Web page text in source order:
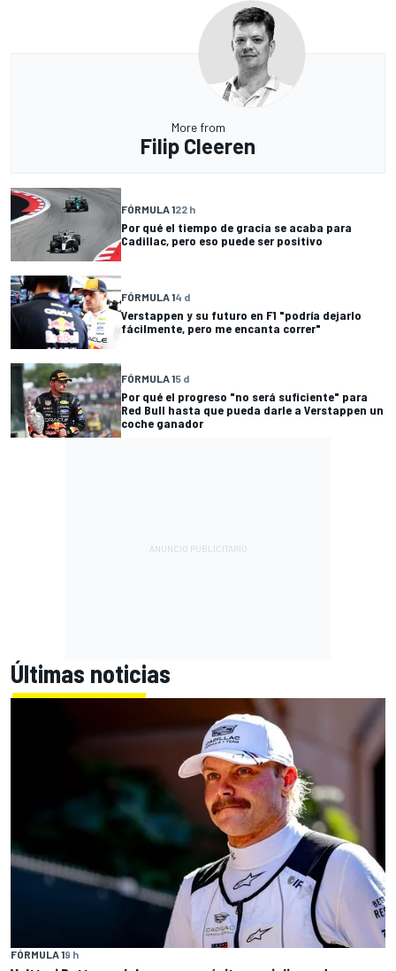
More from
Filip Cleeren
FÓRMULA 122 h
Por qué el tiempo de gracia se acaba para
Cadillac, pero eso puede ser positivo
FÓRMULA 14 d
Verstappen y su futuro en F1 "podría dejarlo
fácilmente, pero me encanta correr"
FÓRMULA 15 d
Por qué el progreso "no será suficiente" para
Red Bull hasta que pueda darle a Verstappen un
coche ganador
Últimas noticias
FÓRMULA 19 h